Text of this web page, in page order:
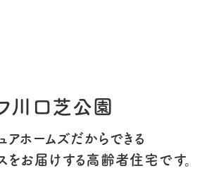
川口芝公園
ホームズだからできる
をお届けする高齢者住宅です。